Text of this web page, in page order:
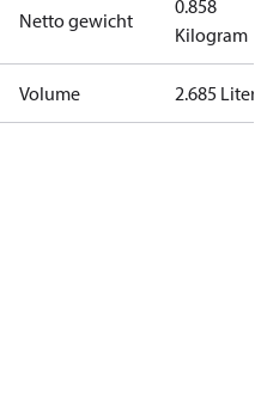
Netto gewicht
0.858
Kilogram
Volume 2.685 Liter